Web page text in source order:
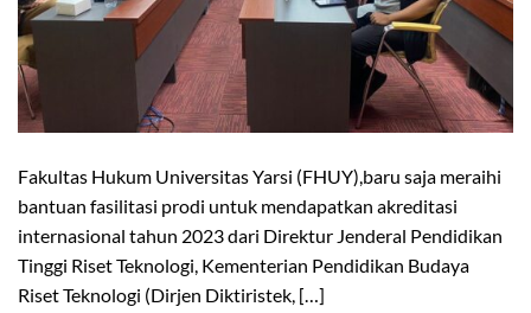
Fakultas Hukum Universitas Yarsi (FHUY),baru saja meraihi
bantuan fasilitasi prodi untuk mendapatkan akreditasi
internasional tahun 2023 dari Direktur Jenderal Pendidikan
Tinggi Riset Teknologi, Kementerian Pendidikan Budaya
Riset Teknologi (Dirjen Diktiristek, […]